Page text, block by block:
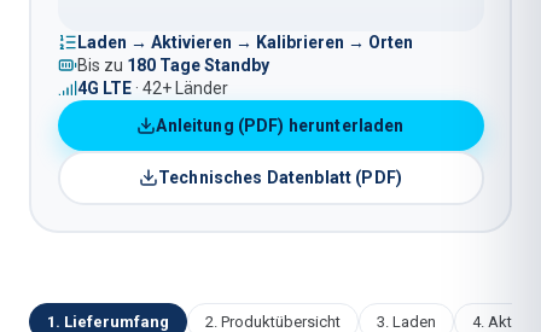
Laden → Aktivieren → Kalibrieren → Orten
Bis zu 180 Tage Standby
4G LTE· 42+ Länder
Anleitung (PDF) herunterladen
Technisches Datenblatt (PDF)
1 . Lieferumfang 2. Produktübersicht 3. Laden 4.